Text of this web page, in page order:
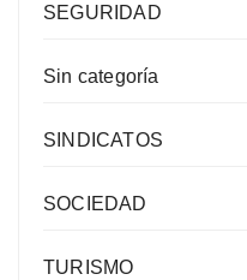
SEGURIDAD
Sin categoría
SINDICATOS
SOCIEDAD
TURISMO